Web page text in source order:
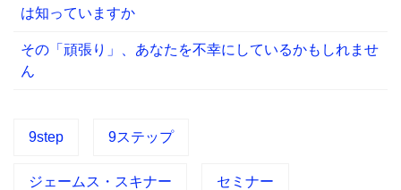
は知っていますか
その「頑張り」、あなたを不幸にしているかもしれませ
ん
9step 9ステップ
ジェームス・スキナー セミナー